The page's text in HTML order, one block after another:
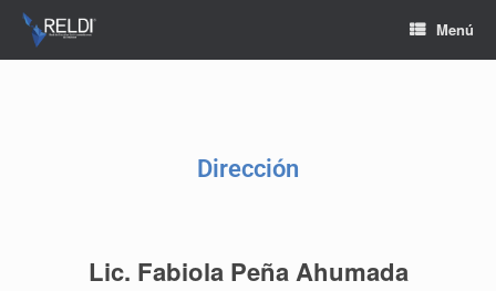
Menú
Dirección
Lic. Fabiola Peña Ahumada